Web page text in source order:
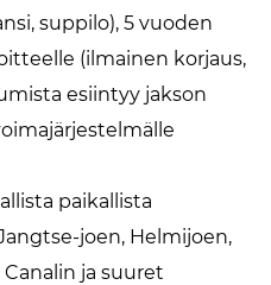
suppilo), 5 vuoden
(ilmainen korjaus,
esiintyy jakson
paikallista
joen, Helmijoen,
ja suuret